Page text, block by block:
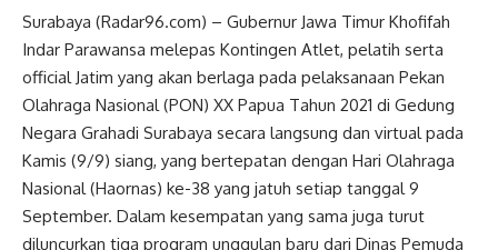
Surabaya (Radar96.com) – Gubernur Jawa Timur Khofifah
Indar Parawansa melepas Kontingen Atlet, pelatih serta
official Jatim yang akan berlaga pada pelaksanaan Pekan
Olahraga Nasional (PON) XX Papua Tahun 2021 di Gedung
Negara Grahadi Surabaya secara langsung dan virtual pada
Kamis (9/9) siang, yang bertepatan dengan Hari Olahraga
Nasional (Haornas) ke-38 yang jatuh setiap tanggal 9
September. Dalam kesempatan yang sama juga turut
diluncurkan tiga program unggulan baru dari Dinas Pemuda